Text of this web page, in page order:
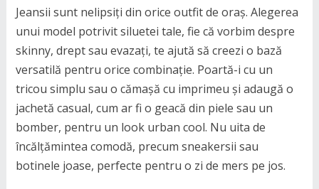
Jeansii sunt nelipsiți din orice outfit de oraș. Alegerea
unui model potrivit siluetei tale, fie că vorbim despre
skinny, drept sau evazați, te ajută să creezi o bază
versatilă pentru orice combinație. Poartă-i cu un
tricou simplu sau o cămașă cu imprimeu și adaugă o
jachetă casual, cum ar fi o geacă din piele sau un
bomber, pentru un look urban cool. Nu uita de
încălțămintea comodă, precum sneakersii sau
botinele joase, perfecte pentru o zi de mers pe jos.